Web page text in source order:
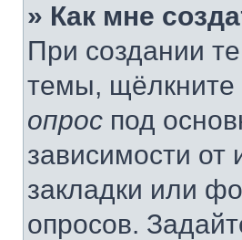
» Как мне
При создании
темы, щёлкните
опрос под
зависимости от
закладки или
опросов.